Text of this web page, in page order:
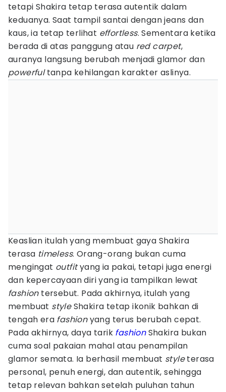
tetapi Shakira tetap terasa autentik dalam
keduanya. Saat tampil santai dengan jeans dan
kaus, ia tetap terlihat effortless. Sementara ketika
berada di atas panggung atau red carpet,
auranya langsung berubah menjadi glamor dan
powerfultanpa kehilangan karakter aslinya.
Keaslian itulah yang membuat gaya Shakira
terasa timeless. Orang-orang bukan cuma
mengingat outfityang ia pakai, tetapi juga energi
dan kepercayaan diri yang ia tampilkan lewat
fashion tersebut. Pada akhirnya, itulah yang
membuat styleShakira tetap ikonik bahkan di
tengah era fashionyang terus berubah cepat.
Pada akhirnya, daya tarik fashionShakira bukan
cuma soal pakaian mahal atau penampilan
glamor semata. Ia berhasil membuat styleterasa
personal, penuh energi, dan autentik, sehingga
tetap relevan bahkan setelah puluhan tahun